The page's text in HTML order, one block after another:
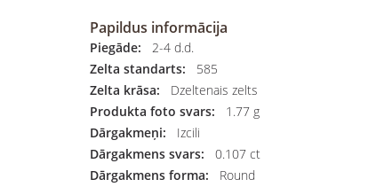
Papildus informācija
Piegāde:
2-4 d.d.
Zelta standarts:
585
Zelta krāsa:
Dzeltenais zelts
Produkta foto svars:
1.77 g
Dārgakmeņi:
Izcili
Dārgakmens svars:
0.107 ct
Dārgakmens forma:
Round